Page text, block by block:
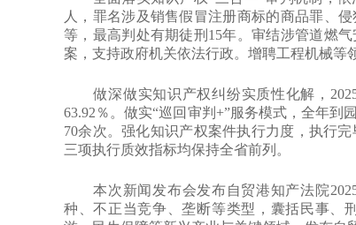
人，罪名涉及销售假冒注册商标的商品罪、
等，最高判处有期徒刑15年。审结涉管道燃
案，支持政府机关依法行政。增聘工程机械等
做深做实知识产权纠纷实质性化解，2025
63.92％。做实“巡回审判+”服务模式，全年
70余次。强化知识产权案件执行力度，执行完
三项执行质效指标均保持全省前列。
本次新闻发布会发布自贸港知产法院
种、不正当竞争、垄断等类型，囊括民事、